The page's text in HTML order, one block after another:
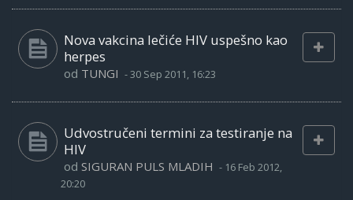
Nova vakcina lečiće HIV uspešno kao
herpes
od TUNGI -30 Sep 2011, 16:23
Udvostručeni termini za testiranje na
HIV
od SIGURAN PULS MLADIH - 16 Feb 2012,
20:20